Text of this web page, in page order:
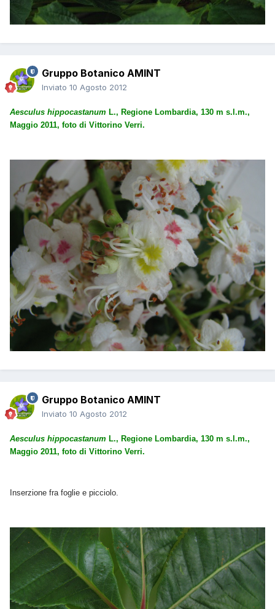
Gruppo Botanico AMINT
Inviato 10 Agosto 2012
Aesculus hippocastanum L., Regione Lombardia, 130 m s.l.m.,
Maggio 2011, foto di Vittorino Verri.
Gruppo Botanico AMINT
Inviato 10 Agosto 2012
Aesculus hippocastanum L., Regione Lombardia, 130 m s.l.m.,
Maggio 2011, foto di Vittorino Verri.
Inserzione fra foglie e picciolo.